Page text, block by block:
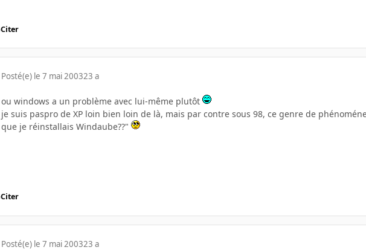
Citer
Posté(e) le 7 mai 200323 a
ou windows a un problème avec lui-même plutôt
je suis paspro de XP loin bien loin de là, mais par contre sous 98, ce genre de
que je réinstallais Windaube??"
Citer
Posté(e) le 7 mai 200323 a